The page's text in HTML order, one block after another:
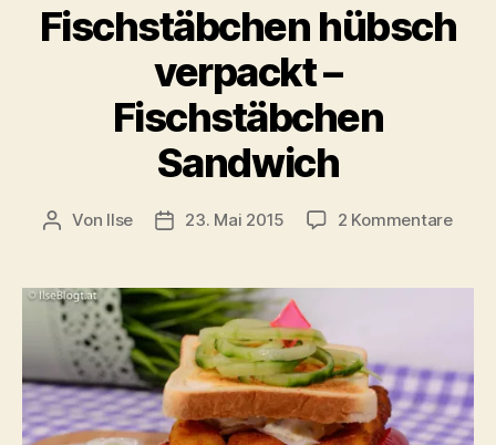
Fischstäbchen hübsch
verpackt –
Fischstäbchen
Sandwich
Beitragsautor
Von Ilse Beitragsdatum
23. Mai 2015 2 Kommentarezu